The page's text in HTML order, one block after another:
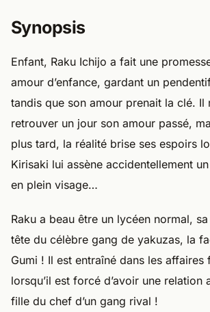
Synopsis
Enfant, Raku Ichijo a fait une
amour d’enfance, gardant un
tandis que son amour prenait la clé. Il
retrouver un jour son amour passé,
plus tard, la réalité brise ses espoirs
Kirisaki lui assène accidentellement
en plein visage…
Raku a beau être un lycéen normal,
tête du célèbre gang de yakuzas, la
Gumi ! Il est entraîné dans les affaires
lorsqu’il est forcé d’avoir une relation
fille du chef d’un gang rival !